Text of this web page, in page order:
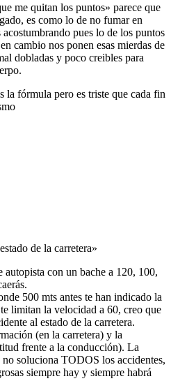
me quitan los puntos» parece que
es como lo de no fumar en
acostumbrando pues lo de los puntos
cambio nos ponen esas mierdas de
dobladas y poco creibles para
la fórmula pero es triste que cada fin
de la carretera»
autopista con un bache a 120, 100,
500 mts antes te han indicado la
limitan la velocidad a 60, creo que
al estado de la carretera.
(en la carretera) y la
frente a la conducción). La
soluciona TODOS los accidentes,
siempre hay y siempre habrá